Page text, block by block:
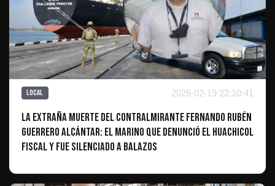
Local 2026-02-19 22:10:41
La extraña muerte del contralmirante Fernando Rubén
Guerrero Alcántar: el marino que denunció el huachicol
fiscal y fue silenciado a balazos